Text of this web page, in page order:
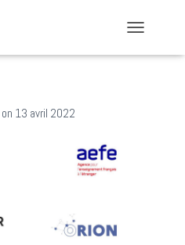
on 13 avril 2022